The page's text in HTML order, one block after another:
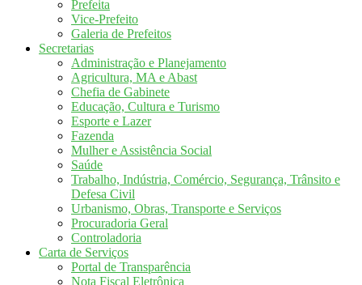
Prefeita
Vice-Prefeito
Galeria de Prefeitos
Secretarias
Administração e Planejamento
Agricultura, MA e Abast
Chefia de Gabinete
Educação, Cultura e Turismo
Esporte e Lazer
Fazenda
Mulher e Assistência Social
Saúde
Trabalho, Indústria, Comércio, Segurança, Trânsito e
Defesa Civil
Urbanismo, Obras, Transporte e Serviços
Procuradoria Geral
Controladoria
Carta de Serviços
Portal de Transparência
Nota Fiscal Eletrônica